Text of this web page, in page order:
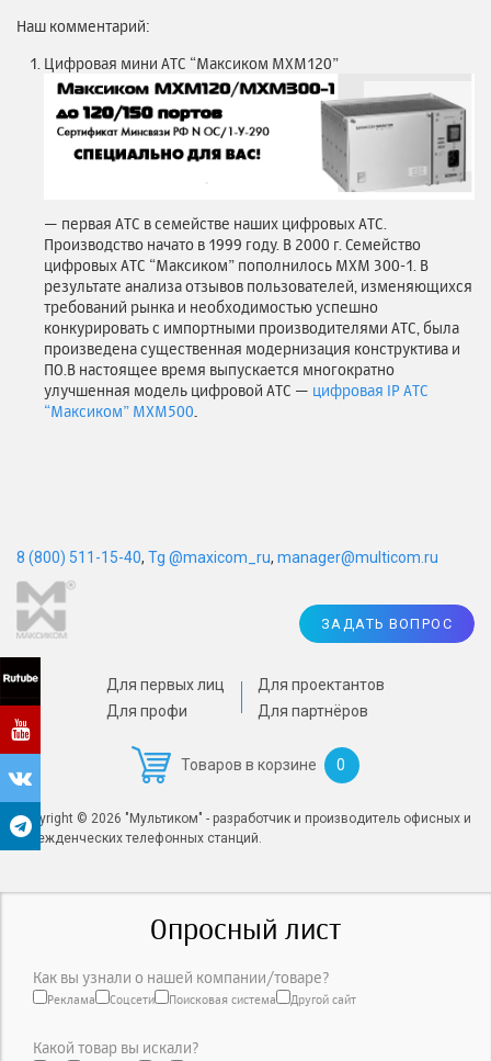
Наш комментарий:
Цифровая мини АТС “Максиком MXM120”
— первая АТС в семействе наших цифровых АТС.
Производство начато в 1999 году. В 2000 г. Семейство
цифровых АТС “Максиком” пополнилось MXM 300-1. В
результате анализа отзывов пользователей, изменяющихся
требований рынка и необходимостью успешно
конкурировать с импортными производителями АТС, была
произведена существенная модернизация конструктива и
ПО.В настоящее время выпускается многократно
улучшенная модель цифровой АТС — цифровая IP АТС
“Максиком” MХM500.
Для первых лиц
Для профи
Для проектантов
Для партнёров
Товаров в корзине 0
ЗАДАТЬ ВОПРОС
Copyright © 2026 "Мультиком" - разработчик и производитель офисных и
учрежденческих телефонных станций.
8 (800) 511-15-40, Tg @maxicom_ru, manager@multicom.ru
Опросный лист
Как вы узнали о нашей компании/товаре?
Реклама Соцсети Поисковая система Другой сайт
Какой товар вы искали?